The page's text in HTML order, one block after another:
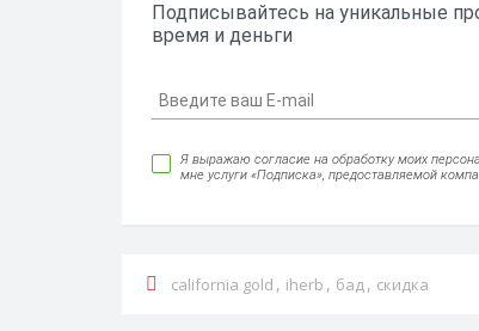
Подписывайтесь на уникальные
время и деньги
Я выражаю согласие на обработку моих
мне услуги «Подписка», предоставляемой
california gold , iherb , бад, скидка